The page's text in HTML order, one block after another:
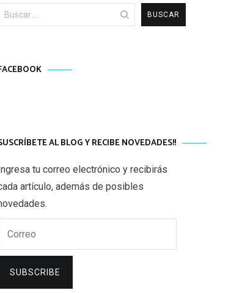
Buscar:
AL BLOG Y RECIBE NOVEDADES!!
tu correo electrónico y recibirás
artículo, además de posibles
SUBSCRIBE